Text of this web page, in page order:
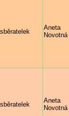
Aneta
Novotná
Aneta
Novotná